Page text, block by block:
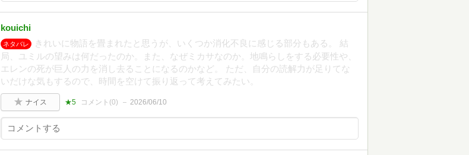
kouichi
ネタバレ
きれいに物語を畳まれたと思うが、いくつか消化不良に感じる部分もある。 結
局、ユミルの望みは何だったのか。また、なぜミカサなのか。地鳴らしをする必要性や、
エレンの死が巨人の力を消し去ることになるのかなど。 ただ、自分の読解力が足りてな
いだけな気もするので、時間を空けて振り返って考えてみたい。
ナイス ★5 コメント(0) 2026/06/10